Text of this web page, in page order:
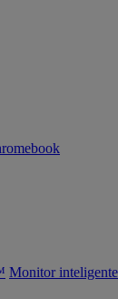
Monitor inteligente